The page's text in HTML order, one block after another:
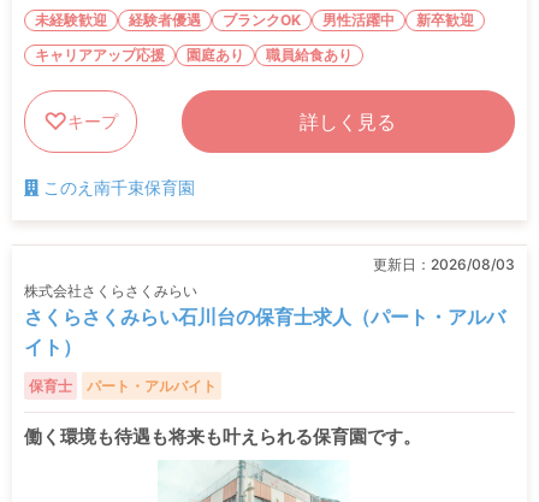
未経験歓迎 経験者優遇 ブランクOK 男性活躍中
新卒歓迎
キャリアアップ応援
園庭あり 職員給食あり
キープ 詳しく見る
このえ南千束保育園
更新日： 2026/08/03
株式会社さくらさくみらい
さくらさくみらい石川台の保育士求人（パート・アルバ
イト）
保育士 パート・アルバイト
働く環境も待遇も将来も叶えられる保育園です。